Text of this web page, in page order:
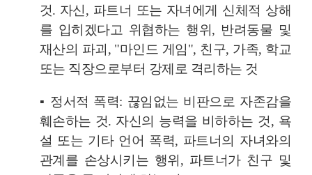
것. 자신, 파트너 또는 자녀에게 신체적 상해
를 입히겠다고 위협하는 행위, 반려동물 및
재산의 파괴, "마인드 게임", 친구, 가족, 학교
또는 직장으로부터 강제로 격리하는 것
▪ 정서적 폭력: 끊임없는 비판으로 자존감을
훼손하는 것. 자신의 능력을 비하하는 것, 욕
설 또는 기타 언어 폭력, 파트너의 자녀와의
관계를 손상시키는 행위, 파트너가 친구 및